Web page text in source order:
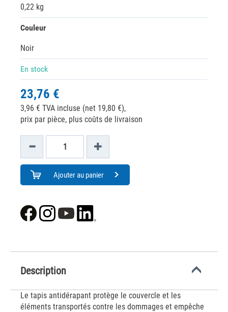
0,22 kg
Couleur
Noir
En stock
23,76 €
3,96 € TVA incluse (net 19,80 €),
prix par pièce, plus coûts de livraison
Ajouter au panier
Description
Le tapis antidérapant protège le couvercle et les
éléments transportés contre les dommages et empêche